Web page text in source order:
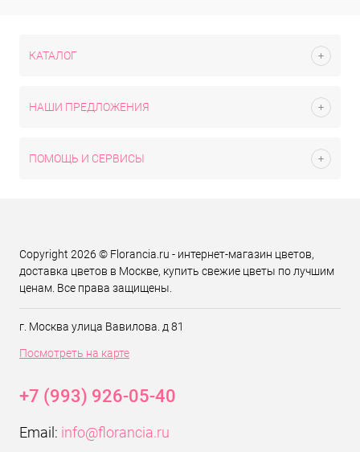
КАТАЛОГ
НАШИ ПРЕДЛОЖЕНИЯ
ПОМОЩЬ И СЕРВИСЫ
Copyright 2026 © Florancia.ru - интернет-магазин цветов,
доставка цветов в Москве, купить свежие цветы по лучшим
ценам. Все права защищены.
г. Москва улица Вавилова. д 81
Посмотреть на карте
+7 (993) 926-05-40
Email: info@florancia.ru